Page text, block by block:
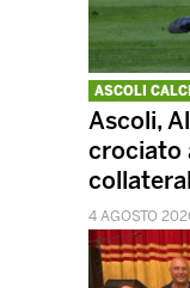
ASCOLI
Ascoli,
crociato
4 AGOSTO